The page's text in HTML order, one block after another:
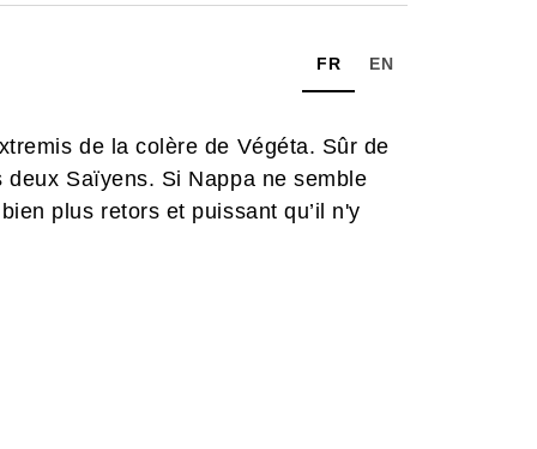
FR EN
de la colère de Végéta. Sûr de
Saïyens. Si Nappa ne semble
plus retors et puissant qu’il n'y